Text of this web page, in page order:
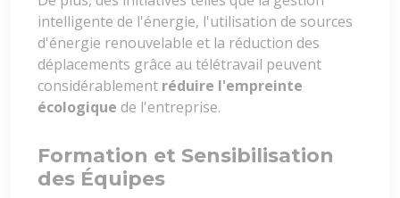
intelligente de l'énergie, l'utilisation de sources
d'énergie renouvelable et la réduction des
déplacements grâce au télétravail peuvent
considérablement réduire l'empreinte
écologique de l'entreprise.
Formation et Sensibilisation
des Équipes